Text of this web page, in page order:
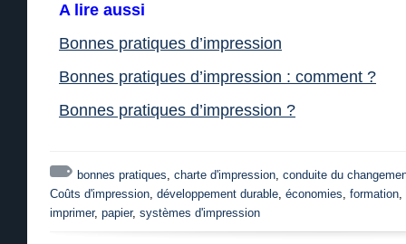
A lire aussi
Bonnes pratiques d’impression
Bonnes pratiques d’impression : comment ?
Bonnes pratiques d’impression ?
bonnes pratiques, charte d'impression, conduite du
Coûts d'impression, développement durable, économies, formation,
imprimer, papier, systèmes d'impression